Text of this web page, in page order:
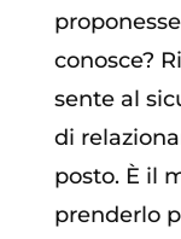
conosce?
sente al
di
posto. È il
prenderlo